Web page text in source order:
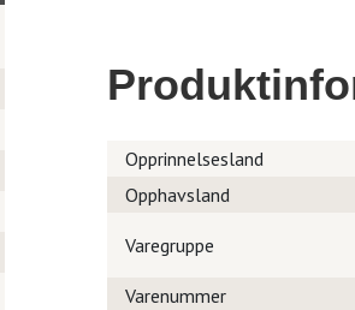
Opprinnelsesland
Opphavsland
Varegruppe
Varenummer